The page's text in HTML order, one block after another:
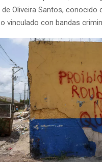
de Oliveira Santos, conocido
vinculado con bandas